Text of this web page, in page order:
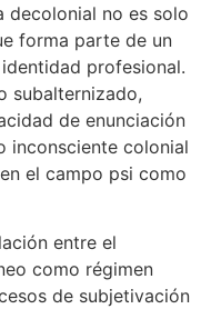
decolonial no es solo
forma parte de un
profesional.
subalternizado,
de enunciación
inconsciente colonial
el campo psi como
entre el
como régimen
de subjetivación